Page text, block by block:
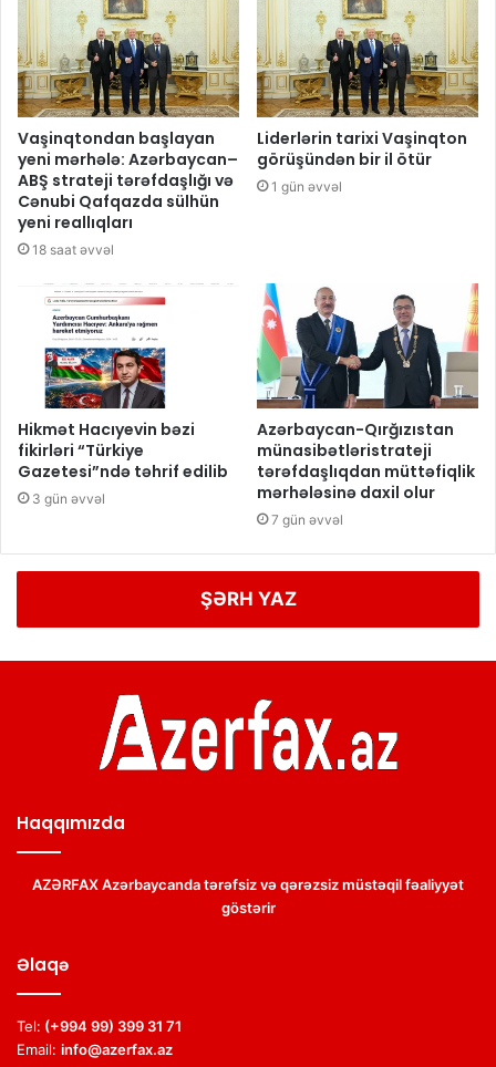
Vaşinqtondan başlayan
yeni mərhələ: Azərbaycan–
ABŞ strateji tərəfdaşlığı və
Cənubi Qafqazda sülhün
yeni reallıqları
18 saat əvvəl
Liderlərin tarixi Vaşinqton
görüşündən bir il ötür
1 gün əvvəl
Hikmət Hacıyevin bəzi
fikirləri “Türkiye
Gazetesi”ndə təhrif edilib
3 gün əvvəl
Azərbaycan-Qırğızıstan
münasibətləristrateji
tərəfdaşlıqdan müttəfiqlik
mərhələsinə daxil olur
7 gün əvvəl
ŞƏRH YAZ
Haqqımızda
AZƏRFAX Azərbaycanda tərəfsiz və qərəzsiz müstəqil fəaliyyət
göstərir
Əlaqə
Tel: (+994 99) 399 31 71
Email: info@azerfax.az